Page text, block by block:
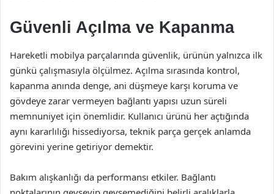
Güvenli Açılma ve Kapanma
Hareketli mobilya parçalarında güvenlik, ürünün yalnızca ilk
günkü çalışmasıyla ölçülmez. Açılma sırasında kontrol,
kapanma anında denge, ani düşmeye karşı koruma ve
gövdeye zarar vermeyen bağlantı yapısı uzun süreli
memnuniyet için önemlidir. Kullanıcı ürünü her açtığında
aynı kararlılığı hissediyorsa, teknik parça gerçek anlamda
görevini yerine getiriyor demektir.
Bakım alışkanlığı da performansı etkiler. Bağlantı